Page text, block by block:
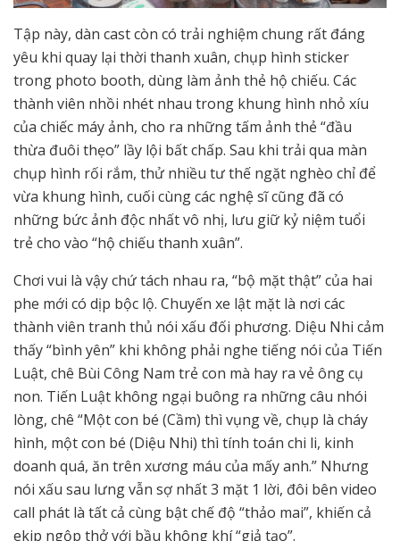
Tập này, dàn cast còn có trải nghiệm chung rất đáng
yêu khi quay lại thời thanh xuân, chụp hình sticker
trong photo booth, dùng làm ảnh thẻ hộ chiếu. Các
thành viên nhồi nhét nhau trong khung hình nhỏ xíu
của chiếc máy ảnh, cho ra những tấm ảnh thẻ “đầu
thừa đuôi thẹo” lầy lội bất chấp. Sau khi trải qua màn
chụp hình rối rắm, thử nhiều tư thế ngặt nghèo chỉ để
vừa khung hình, cuối cùng các nghệ sĩ cũng đã có
những bức ảnh độc nhất vô nhị, lưu giữ kỷ niệm tuổi
trẻ cho vào “hộ chiếu thanh xuân”.
Chơi vui là vậy chứ tách nhau ra, “bộ mặt thật” của hai
phe mới có dịp bộc lộ. Chuyến xe lật mặt là nơi các
thành viên tranh thủ nói xấu đối phương. Diệu Nhi cảm
thấy “bình yên” khi không phải nghe tiếng nói của Tiến
Luật, chê Bùi Công Nam trẻ con mà hay ra vẻ ông cụ
non. Tiến Luật không ngại buông ra những câu nhói
lòng, chê “Một con bé (Cầm) thì vụng về, chụp là cháy
hình, một con bé (Diệu Nhi) thì tính toán chi li, kinh
doanh quá, ăn trên xương máu của mấy anh.” Nhưng
nói xấu sau lưng vẫn sợ nhất 3 mặt 1 lời, đôi bên video
call phát là tất cả cùng bật chế độ “thảo mai”, khiến cả
ekip ngộp thở với bầu không khí “giả tạo”.